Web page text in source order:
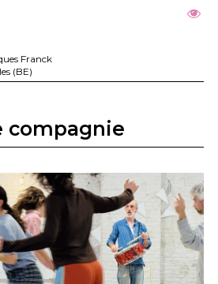
Franck
(BE)
compagnie